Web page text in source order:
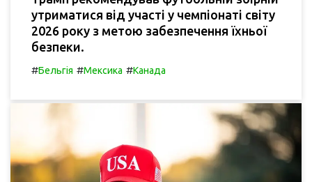
утриматися від участі у чемпіонаті світу
2026 року з метою забезпечення їхньої
безпеки.
#Бельгія #Мексика #Канада